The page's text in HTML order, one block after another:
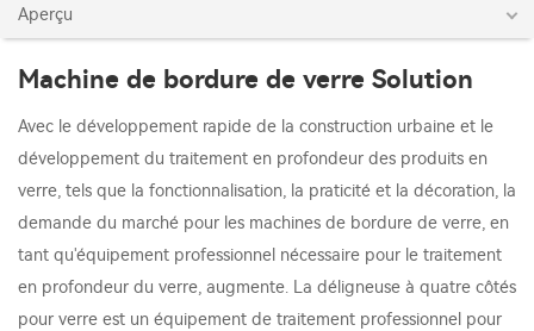
Aperçu
Machine de bordure de verre Solution
Avec le développement rapide de la construction urbaine et le
développement du traitement en profondeur des produits en
verre, tels que la fonctionnalisation, la praticité et la décoration, la
demande du marché pour les machines de bordure de verre, en
tant qu'équipement professionnel nécessaire pour le traitement
en profondeur du verre, augmente. La déligneuse à quatre côtés
pour verre est un équipement de traitement professionnel pour